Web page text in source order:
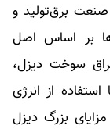
صنعت برق‌تولید و
بر اساس اصل
سوخت دیزل،
استفاده از انرژی
بزرگ دیزل